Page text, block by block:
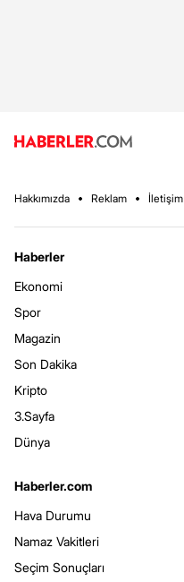
Hakkımızda Reklam İletişim
Haberler
Ekonomi
Spor
Magazin
Son Dakika
Kripto
3.Sayfa
Dünya
Haberler.com
Hava Durumu
Namaz Vakitleri
Seçim Sonuçları